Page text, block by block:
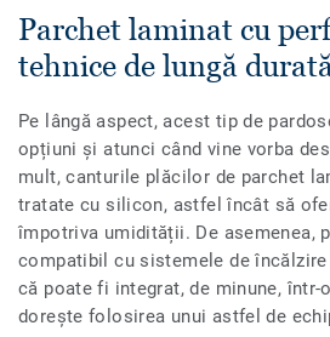
Parchet laminat cu
tehnice de lungă durată
Pe lângă aspect, acest tip de
opțiuni și atunci când vine vorba
mult, canturile plăcilor de parchet
tratate cu silicon, astfel încât să
împotriva umidității. De asemenea,
compatibil cu sistemele de încălzire
că poate fi integrat, de minune, într-
dorește folosirea unui astfel de